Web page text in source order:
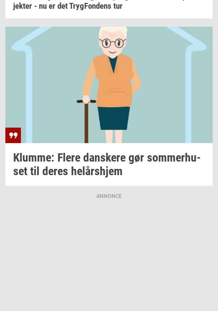
jek­ter - nu er detTryg­Fon­dens tur
Klum­me: Flere dan­ske­re gør som­mer­hu­
set til deres helårs­hjem
ANNONCE